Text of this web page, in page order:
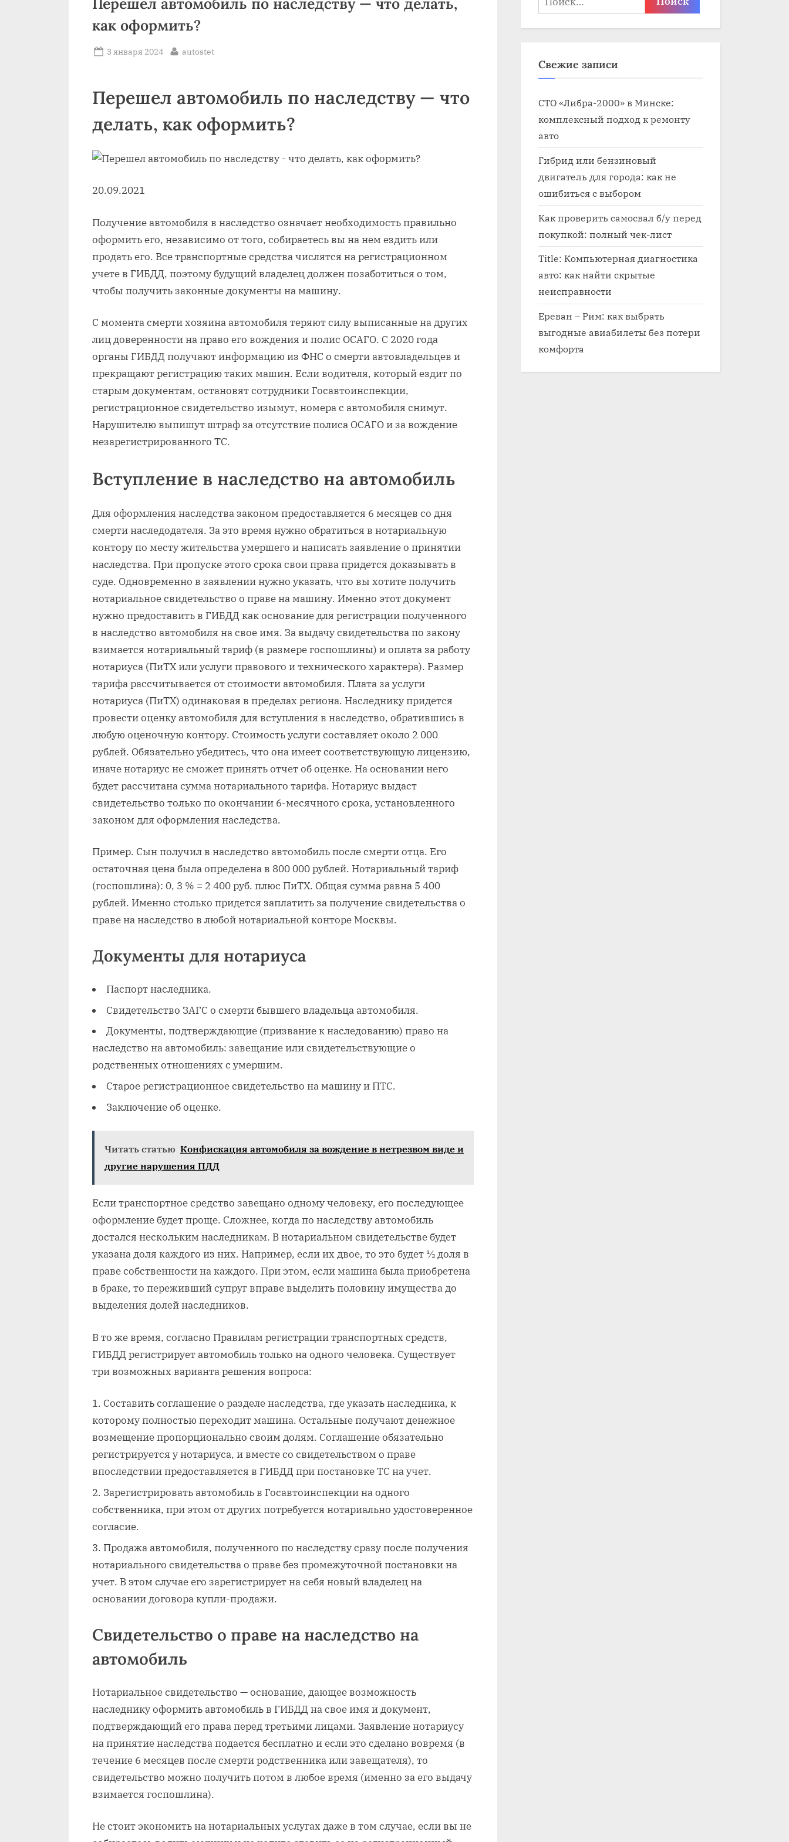
как оформить?
Posted
3 января 2024 By
autostet
Перешел автомобиль по наследству — что
делать, как оформить?
20.09.2021
Получение автомобиля в наследство означает необходимость правильно
оформить его, независимо от того, собираетесь вы на нем ездить или
продать его. Все транспортные средства числятся на регистрационном
учете в ГИБДД, поэтому будущий владелец должен позаботиться о том,
чтобы получить законные документы на машину.
С момента смерти хозяина автомобиля теряют силу выписанные на других
лиц доверенности на право его вождения и полис ОСАГО. С 2020 года
органы ГИБДД получают информацию из ФНС о смерти автовладельцев и
прекращают регистрацию таких машин. Если водителя, который ездит по
старым документам, остановят сотрудники Госавтоинспекции,
регистрационное свидетельство изымут, номера с автомобиля снимут.
Нарушителю выпишут штраф за отсутствие полиса ОСАГО и за вождение
незарегистрированного ТС.
Вступление в наследство на автомобиль
Для оформления наследства законом предоставляется 6 месяцев со дня
смерти наследодателя. За это время нужно обратиться в нотариальную
контору по месту жительства умершего и написать заявление о принятии
наследства. При пропуске этого срока свои права придется доказывать в
суде. Одновременно в заявлении нужно указать, что вы хотите получить
нотариальное свидетельство о праве на машину. Именно этот документ
нужно предоставить в ГИБДД как основание для регистрации полученного
в наследство автомобиля на свое имя. За выдачу свидетельства по закону
взимается нотариальный тариф (в размере госпошлины) и оплата за работу
нотариуса (ПиТХ или услуги правового и технического характера). Размер
тарифа рассчитывается от стоимости автомобиля. Плата за услуги
нотариуса (ПиТХ) одинаковая в пределах региона. Наследнику придется
провести оценку автомобиля для вступления в наследство, обратившись в
любую оценочную контору. Стоимость услуги составляет около 2 000
рублей. Обязательно убедитесь, что она имеет соответствующую лицензию,
иначе нотариус не сможет принять отчет об оценке. На основании него
будет рассчитана сумма нотариального тарифа. Нотариус выдаст
свидетельство только по окончании 6-месячного срока, установленного
законом для оформления наследства.
Пример. Сын получил в наследство автомобиль после смерти отца. Его
остаточная цена была определена в 800 000 рублей. Нотариальный тариф
(госпошлина): 0, 3 % = 2 400 руб. плюс ПиТХ. Общая сумма равна 5 400
рублей. Именно столько придется заплатить за получение свидетельства о
праве на наследство в любой нотариальной конторе Москвы.
Документы для нотариуса
Паспорт наследника.
Свидетельство ЗАГС о смерти бывшего владельца автомобиля.
Документы, подтверждающие (призвание к наследованию) право на
наследство на автомобиль: завещание или свидетельствующие о
родственных отношениях с умершим.
Старое регистрационное свидетельство на машину и ПТС.
Заключение об оценке.
Читать статью Конфискация автомобиля за вождение в нетрезвом виде и
другие нарушения ПДД
Если транспортное средство завещано одному человеку, его последующее
оформление будет проще. Сложнее, когда по наследству автомобиль
достался нескольким наследникам. В нотариальном свидетельстве будет
указана доля каждого из них. Например, если их двое, то это будет ½ доля в
праве собственности на каждого. При этом, если машина была приобретена
в браке, то переживший супруг вправе выделить половину имущества до
выделения долей наследников.
В то же время, согласно Правилам регистрации транспортных средств,
ГИБДД регистрирует автомобиль только на одного человека. Существует
три возможных варианта решения вопроса:
Составить соглашение о разделе наследства, где указать наследника, к
которому полностью переходит машина. Остальные получают денежное
возмещение пропорционально своим долям. Соглашение обязательно
регистрируется у нотариуса, и вместе со свидетельством о праве
впоследствии предоставляется в ГИБДД при постановке ТС на учет.
Зарегистрировать автомобиль в Госавтоинспекции на одного
собственника, при этом от других потребуется нотариально удостоверенное
согласие.
Продажа автомобиля, полученного по наследству сразу после получения
нотариального свидетельства о праве без промежуточной постановки на
учет. В этом случае его зарегистрирует на себя новый владелец на
основании договора купли-продажи.
Свидетельство о праве на наследство на
автомобиль
Нотариальное свидетельство — основание, дающее возможность
наследнику оформить автомобиль в ГИБДД на свое имя и документ,
подтверждающий его права перед третьими лицами. Заявление нотариусу
на принятие наследства подается бесплатно и если это сделано вовремя (в
течение 6 месяцев после смерти родственника или завещателя), то
свидетельство можно получить потом в любое время (именно за его выдачу
взимается госпошлина).
Не стоит экономить на нотариальных услугах даже в том случае, если вы не
Свежие записи
СТО «Либра-2000» в Минске:
комплексный подход к ремонту
авто
Гибрид или бензиновый
двигатель для города: как не
ошибиться с выбором
Как проверить самосвал б/у перед
покупкой: полный чек-лист
Title: Компьютерная диагностика
авто: как найти скрытые
неисправности
Ереван – Рим: как выбрать
выгодные авиабилеты без потери
комфорта